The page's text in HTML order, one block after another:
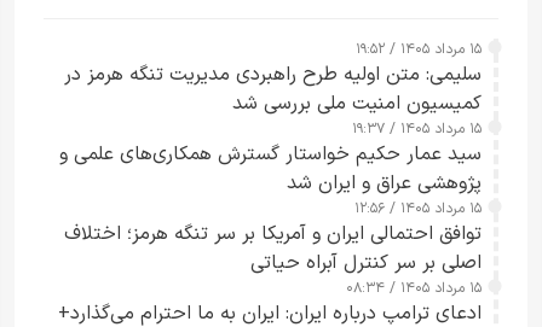
۱۵ مرداد ۱۴۰۵ / ۱۹:۵۲
سلیمی: متن اولیه طرح راهبردی مدیریت تنگه هرمز در
کمیسیون امنیت ملی بررسی شد
۱۵ مرداد ۱۴۰۵ / ۱۹:۳۷
سید عمار حکیم خواستار گسترش همکاری‌های علمی و
پژوهشی عراق و ایران شد
۱۵ مرداد ۱۴۰۵ / ۱۲:۵۶
توافق احتمالی ایران و آمریکا بر سر تنگه هرمز؛ اختلاف
اصلی بر سر کنترل آبراه حیاتی
۱۵ مرداد ۱۴۰۵ / ۰۸:۳۴
ادعای ترامپ درباره ایران: ایران به ما احترام می‌گذارد+